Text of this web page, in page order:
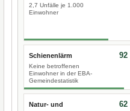
2,7 Unfälle je 1.000
Einwohner
Schienenlärm
Keine betroffenen
Einwohner in der EBA-
Gemeindestatistik
92
Natur- und
62